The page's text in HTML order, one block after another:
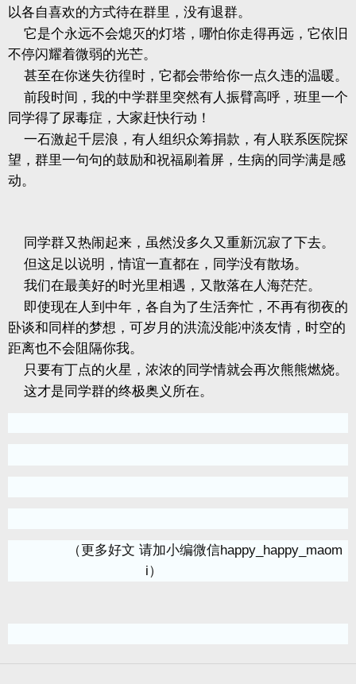
以各自喜欢的方式待在群里，没有退群。
它是个永远不会熄灭的灯塔，哪怕你走得再远，它依旧
不停闪耀着微弱的光芒。
甚至在你迷失彷徨时，它都会带给你一点久违的温暖。
前段时间，我的中学群里突然有人振臂高呼，班里一个
同学得了尿毒症，大家赶快行动！
一石激起千层浪，有人组织众筹捐款，有人联系医院探
望，群里一句句的鼓励和祝福刷着屏，生病的同学满是感
动。
同学群又热闹起来，虽然没多久又重新沉寂了下去。
但这足以说明，情谊一直都在，同学没有散场。
我们在最美好的时光里相遇，又散落在人海茫茫。
即使现在人到中年，各自为了生活奔忙，不再有彻夜的
卧谈和同样的梦想，可岁月的洪流没能冲淡友情，时空的
距离也不会阻隔你我。
只要有丁点的火星，浓浓的同学情就会再次熊熊燃烧。
这才是同学群的终极奥义所在。
（更多好文 请加小编微信happy_happy_maom
i）